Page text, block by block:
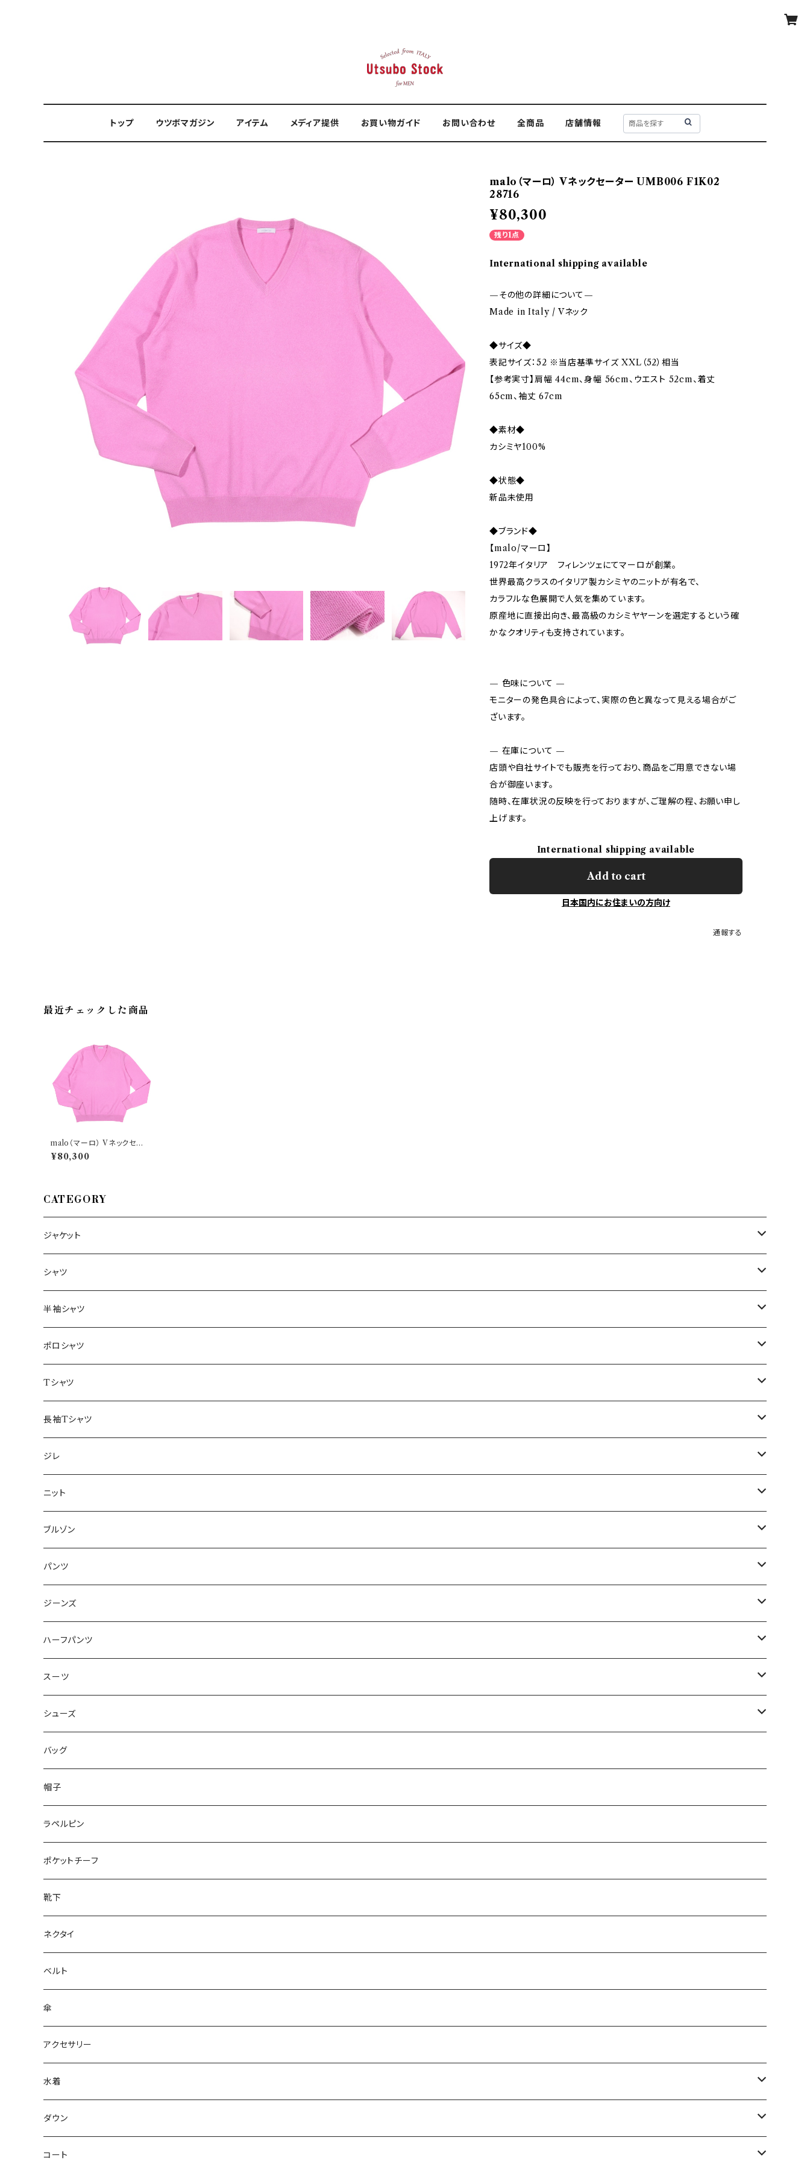
トップ ウツボマガジン アイテム メディア提供 お買い物ガイド お問い合わせ 全商品 店舗情報
malo（マーロ） Vネックセーター UMB006 F1K02
28716
¥80,300
残り1点
International shipping available
—その他の詳細について—
Made in Italy / Vネック
◆サイズ◆
表記サイズ：52 ※当店基準サイズ XXL（52）相当
【参考実寸】肩幅 44cm、身幅 56cm、ウエスト 52cm、着丈
65cm、袖丈 67cm
◆素材◆
カシミヤ100%
◆状態◆
新品未使用
◆ブランド◆
【malo/マーロ】
1972年イタリア フィレンツェにてマーロが創業。
世界最高クラスのイタリア製カシミヤのニットが有名で、
カラフルな色展開で人気を集めています。
原産地に直接出向き、最高級のカシミヤヤーンを選定するという確
かなクオリティも支持されています。
— 色味について —
モニターの発色具合によって、実際の色と異なって見える場合がご
ざいます。
— 在庫について —
店頭や自社サイトでも販売を行っており、商品をご用意できない場
合が御座います。
随時、在庫状況の反映を行っておりますが、ご理解の程、お願い申し
上げます。
International shipping available
Add to cart
日本国内にお住まいの方向け
通報する
最近チェックした商品
malo（マーロ） Vネックセータ
ー UMB006 F1K02 28716
¥80,300
CATEGORY
ジャケット
～44/S
46/M
48/L
50/XL～
シャツ
～44/S
46/M
48/L
50/XL～
半袖シャツ
～44/S
46/M
48/L
50/XL～
ポロシャツ
～44/S
46/M
48/L
50/XL～
Tシャツ
～44/S
46/M
48/L
50/XL～
長袖Tシャツ
～44/S
46/M
48/L
50/XL～
ジレ
～44/S
46/M
48/L
50/XL～
ニット
～44/S
46/M
48/L
50/XL～
ブルゾン
～44/S
46/M
48/L
50/XL～
パンツ
～44/S
46/M
48/L
50/XL～
ジーンズ
～44/S
46/M
48/L
50/XL～
ハーフパンツ
～44/S
46/M
48/L
50/XL～
スーツ
～44/S
46/M
48/L
50/XL～
シューズ
～25.5cm
26cm～
27cm～
28cm～
バッグ
帽子
ラペルピン
ポケットチーフ
靴下
ネクタイ
ベルト
傘
アクセサリー
水着
～44/S
46/M
ダウン
～44/S
コート